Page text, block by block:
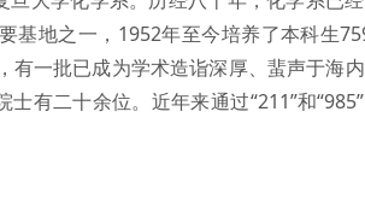
基地之一，1952年至今培养了本科生
一批已成为学术造诣深厚、蜚声于海
有二十余位。近年来通过“211”和